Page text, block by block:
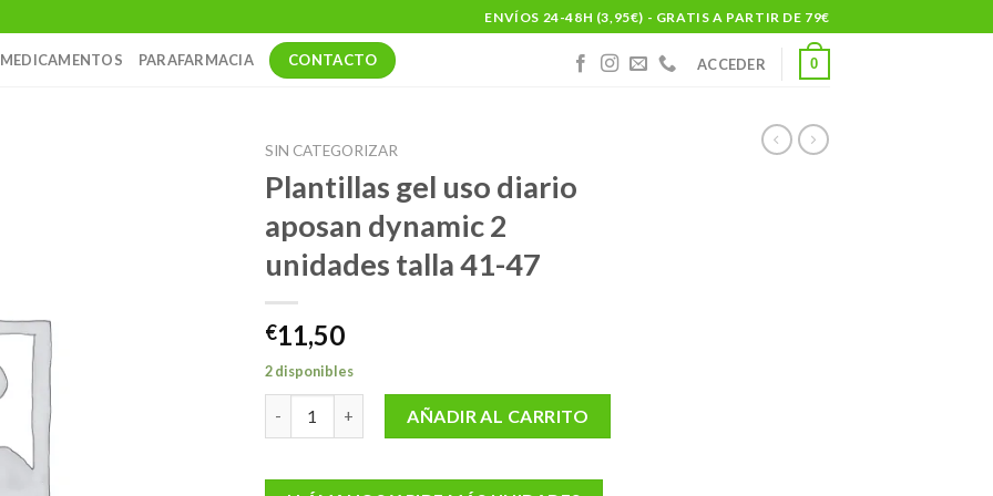
ENVÍOS 24-48H (3,95€) - GRATIS A PARTIR DE 79€
MEDICAMENTOS PARAFARMACIA CONTACTO ACCEDER 0
SIN CATEGORIZAR
Plantillas gel uso diario
aposan dynamic 2
unidades talla 41-47
€11,50
2 disponibles
Plantillas gel uso diario aposan dynamic 2 unidades talla 41-47 cantidad
AÑADIR AL CARRITO